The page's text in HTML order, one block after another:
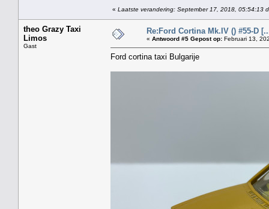
« Laatste verandering: September 17, 2018, 05:54:13
theo Grazy Taxi
Limos
Gast
Re:Ford Cortina Mk.IV () #55-D
« Antwoord #5 Gepost op: Februari 13,
Ford cortina taxi Bulgarije